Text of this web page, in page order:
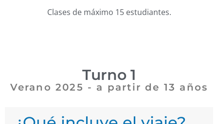
Clases de máximo 15 estudiantes.
Turno 1
Verano 2025 - a partir de 13 años